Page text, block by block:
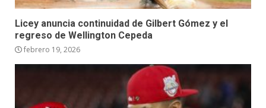
Licey anuncia continuidad de Gilbert Gómez y el
regreso de Wellington Cepeda
febrero 19, 2026